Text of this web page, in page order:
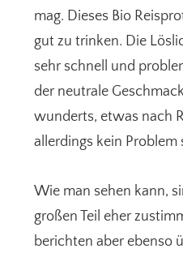
mag. Dieses Bio
gut zu trinken. Die
sehr schnell und
der neutrale
wunderts, etwas nach
allerdings kein Problem
Wie man sehen kann,
großen Teil eher
berichten aber ebenso